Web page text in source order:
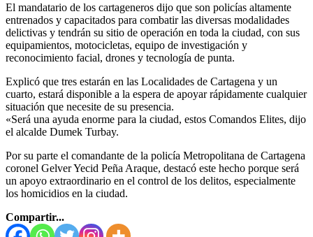
El mandatario de los cartageneros dijo que son policías altamente
entrenados y capacitados para combatir las diversas modalidades
delictivas y tendrán su sitio de operación en toda la ciudad, con sus
equipamientos, motocicletas, equipo de investigación y
reconocimiento facial, drones y tecnología de punta.
Explicó que tres estarán en las Localidades de Cartagena y un
cuarto, estará disponible a la espera de apoyar rápidamente cualquier
situación que necesite de su presencia.
«Será una ayuda enorme para la ciudad, estos Comandos Elites, dijo
el alcalde Dumek Turbay.
Por su parte el comandante de la policía Metropolitana de Cartagena
coronel Gelver Yecid Peña Araque, destacó este hecho porque será
un apoyo extraordinario en el control de los delitos, especialmente
los homicidios en la ciudad.
Compartir...